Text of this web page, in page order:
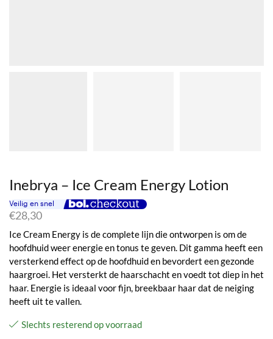
Inebrya – Ice Cream Energy Lotion
€28,30
Ice Cream Energy is de complete lijn die ontworpen is om de
hoofdhuid weer energie en tonus te geven. Dit gamma heeft een
versterkend effect op de hoofdhuid en bevordert een gezonde
haargroei. Het versterkt de haarschacht en voedt tot diep in het
haar. Energie is ideaal voor fijn, breekbaar haar dat de neiging
heeft uit te vallen.
Slechts resterend op voorraad